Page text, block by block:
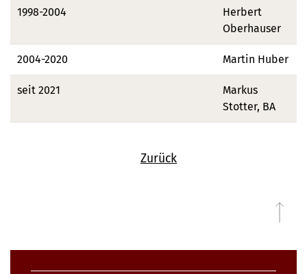
1998-2004
Herbert
Oberhauser
2004-2020 Martin Huber
seit 2021
Markus
Stotter, BA
Zurück